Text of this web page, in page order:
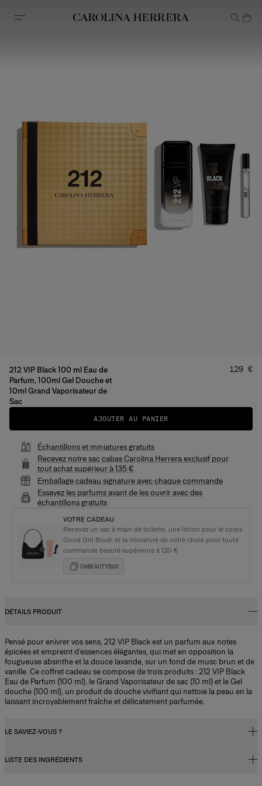
Avis d'accessibilité (lien)
212 VIP Black 100 ml Eau de
Parfum, 100ml Gel Douche et
10ml Grand Vaporisateur de
Sac
Prix :
129 €
AJOUTER AU PANIER
Échantillons et miniatures gratuits
Recevez notre sac cabas Carolina Herrera exclusif pour
tout achat supérieur à 135 €
Emballage cadeau signature avec chaque commande
Essayez les parfums avant de les ouvrir avec des
échantillons gratuits
VOTRE CADEAU
Recevez un sac à main de toilette, une lotion pour le corps
Good Girl Blush et la miniature de votre choix pour toute
commande beauté supérieure à 120 €
CHBEAUTYDUO
DÉTAILS PRODUIT
Pensé pour enivrer vos sens, 212 VIP Black est un parfum aux notes
épicées et empreint d’essences élégantes, qui met en opposition la
fougueuse absinthe et la douce lavande, sur un fond de musc brun et de
vanille. Ce coffret cadeau se compose de trois produits : 212 VIP Black
Eau de Parfum (100 ml), le Grand Vaporisateur de sac (10 ml) et le Gel
douche (100 ml), un produit de douche vivifiant qui nettoie la peau en la
laissant incroyablement fraîche et délicatement parfumée.
LE SAVIEZ-VOUS ?
Concentration du parfum
LISTE DES INGRÉDIENTS